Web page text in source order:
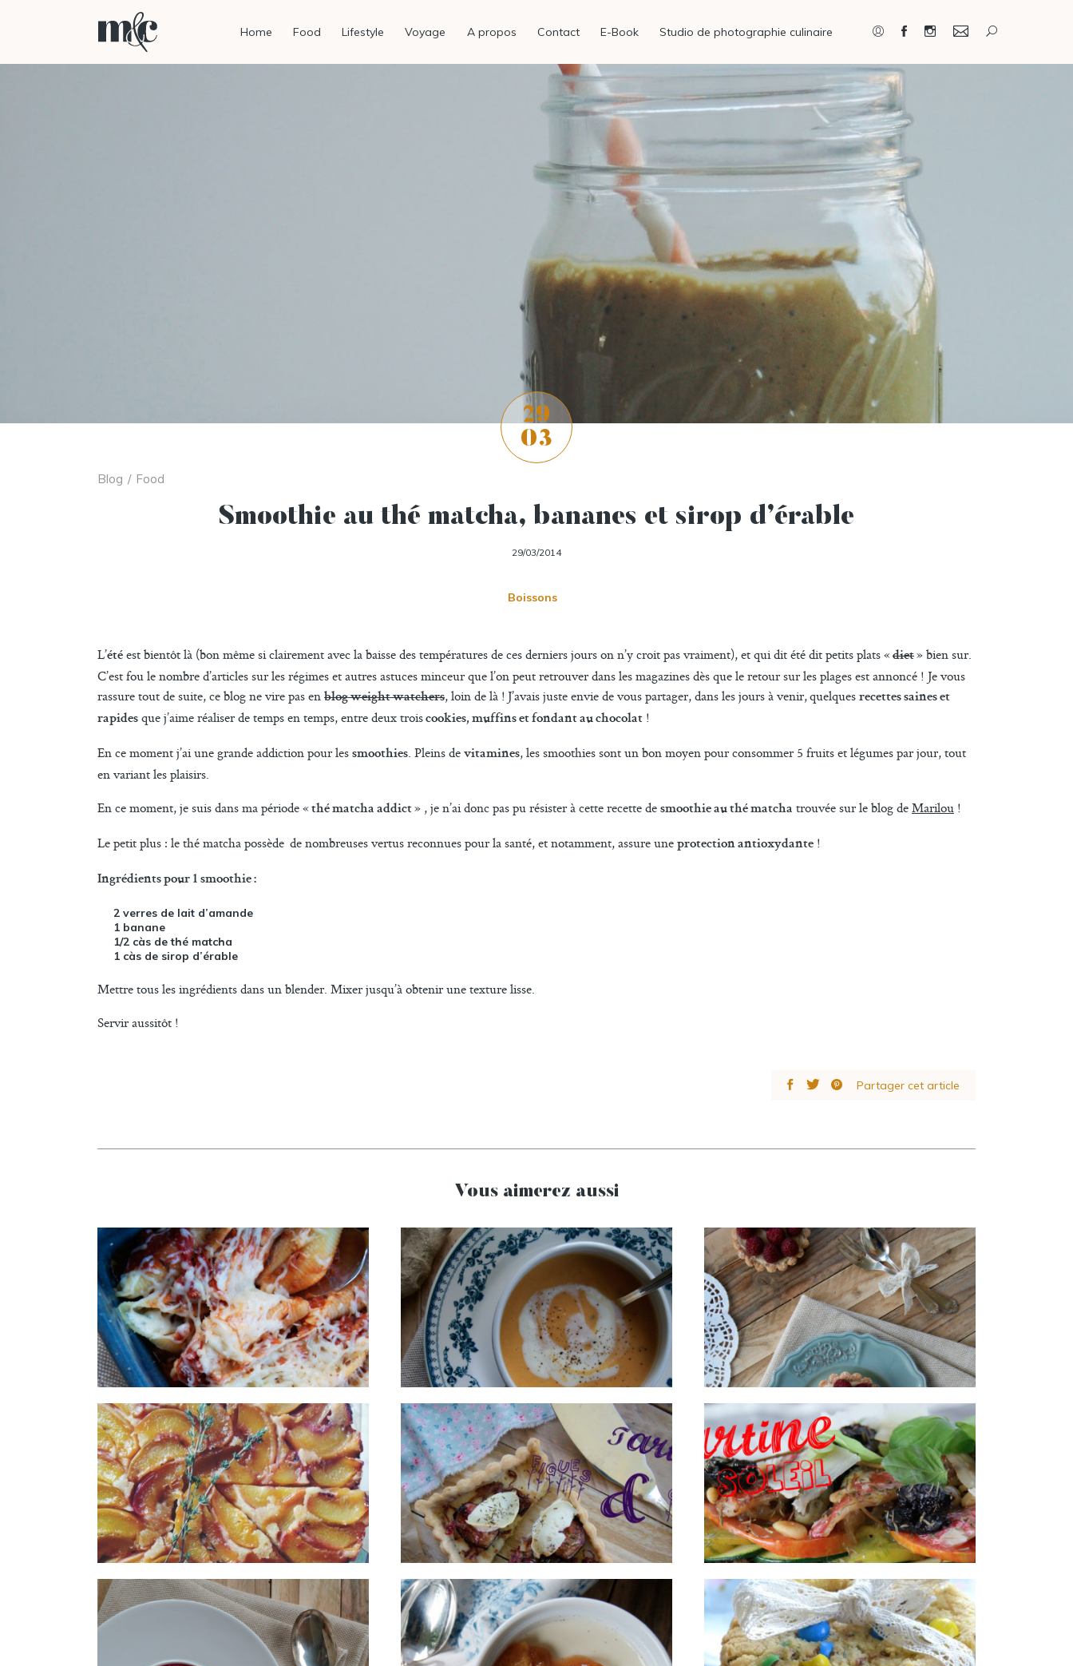
Home Food Lifestyle Voyage A propos Contact E-Book Studio de photographie culinaire
Connexion / Inscription
29
03
Blog / Food
Smoothie au thé matcha, bananes et sirop d’érable
29/03/2014
Boissons
L’été est bientôt là (bon même si clairement avec la baisse des températures de ces derniers jours on n’y croit pas vraiment), et qui dit été dit petits plats «diet» bien sur.
C’est fou le nombre d’articles sur les régimes et autres astuces minceur que l’on peut retrouver dans les magazines dès que le retour sur les plages est annoncé ! Je vous
rassure tout de suite, ce blog ne vire pas en blog weight watchers, loin de là ! J’avais juste envie de vous partager, dans les jours à venir, quelques recettes saines et
rapides que j’aime réaliser de temps en temps, entre deux troiscookies, muffins etfondant au chocolat !
En ce moment j’ai une grande addiction pour les smoothies. Pleins de vitamines, les smoothies sont un bon moyen pour consommer 5 fruits et légumes par jour, tout
en variant les plaisirs.
En ce moment, je suis dans ma période «thé matcha addict» , je n’ai donc pas pu résister à cette recette de smoothie au thé matcha trouvée sur le blog deMarilou !
Le petit plus : le thé matcha possède de nombreuses vertus reconnues pour la santé, et notamment, assure une protection antioxydante !
Ingrédients pour 1 smoothie :
2 verres de lait d’amande
1 banane
1/2 càs de thé matcha
1 càs de sirop d’érable
Mettre tous les ingrédients dans un blender. Mixer jusqu’à obtenir une texture lisse.
Servir aussitôt !
Partager cet article
Vous aimerez aussi
Conchiglioni farcies à la
ricotta
Velouté de butternut &
crème de gingembre
Tartelettes au chocolat blanc
& aux framboises
Gâteau renversé aux pêches
et au thym
Tarte aux figues et au chèvre
Tartine du soleil au rouget &
chutney de tomates vertes
Gaspacho de betteraves &
chèvre
Pana cotta & compotée de
mirabelles
Cookies aux m&m’s Crispy
®